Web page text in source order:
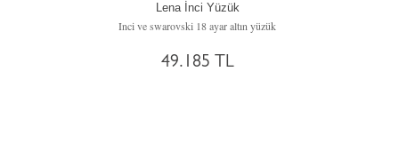
Lena İnci Yüzük
Inci ve swarovski 18 ayar altın yüzük
49.185 TL